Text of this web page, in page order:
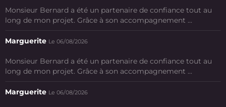
Monsieur Bernard a été un partenaire de confiance tout au
long de mon projet. Grâce à son accompagnement ...
Marguerite Le 06/08/2026
Monsieur Bernard a été un partenaire de confiance tout au
long de mon projet. Grâce à son accompagnement ...
Marguerite Le 06/08/2026